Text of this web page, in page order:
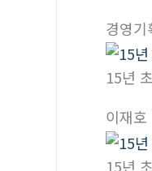
경영기
15년
이재호
15년